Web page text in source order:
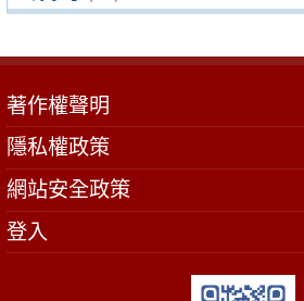
著作權聲明
隱私權政策
網站安全政策
登入